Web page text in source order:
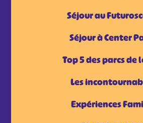
Séjour au
Séjour à Center
Top 5 des parcs de
Les
Expériences